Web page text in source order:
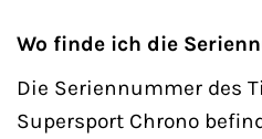
Wo finde ich die
Die Seriennummer des
Supersport Chrono